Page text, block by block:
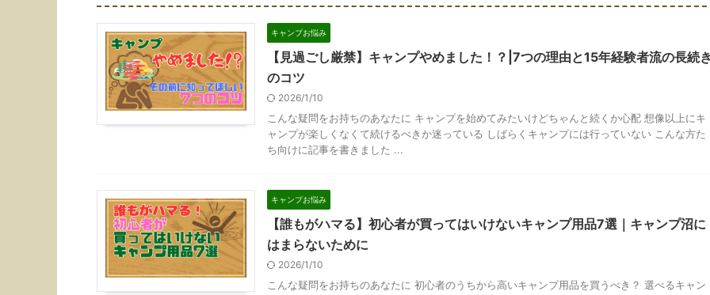
キャンプお悩み
【見過ごし厳禁】キャンプやめました！？|7つの理由と15年経験者流の長続
のコツ
2026/1/10
こんな疑問をお持ちのあなたに キャンプを始めてみたいけどちゃんと続くか心配 想像以上にキ
ャンプが楽しくなくて続けるべきか迷っている しばらくキャンプには行っていない こんな方た
ち向けに記事を書きました ...
キャンプお悩み
【誰もがハマる】初心者が買ってはいけないキャンプ用品7選｜キャンプ沼に
はまらないために
2026/1/10
こんな疑問をお持ちのあなたに 初心者のうちから高いキャンプ用品を買うべき？ 選べるキャン